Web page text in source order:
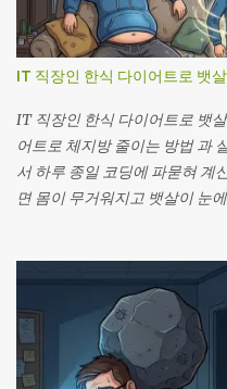
다 보면 “아, 나도 할 수 있겠
금부터 활력을 되찾는 여정을
가 점점 좋아지는 모습을 기대
알려주는 이야기 2. 첫 번째 시
4. 중장년 건강 식단 구성 5. 변
구가 알려주는: 중장년 건강,
(원주 라이프) “제인, 오늘 아
물이에요. 어때요? 꽤 괜찮죠?”
전으로 밀어냈죠. 그러다 작년
가 ‘경계’라는 데이터를 받았
었어요. “이렇게 가다가는 시
터 저는 제인의 영향을 많이
제인을 보면서 ‘나도 건강 분석
IT 직장인 한식 다이어트로 뱃
IT 직장인 한식 다이어트로 뱃
어트로 체지방 줄이는 방법 과
서 하루 종일 코딩에 파묻혀 계
면 몸이 무거워지고 뱃살이 눈
이어트 식단 을 바꾸어야겠다
어떻게 실천할 수 있을지 고민
를 발견하고, 한식이 서양식보
사실에 눈이 번쩍! 오늘은 저와
게 할 수 있는 한식 다이어트